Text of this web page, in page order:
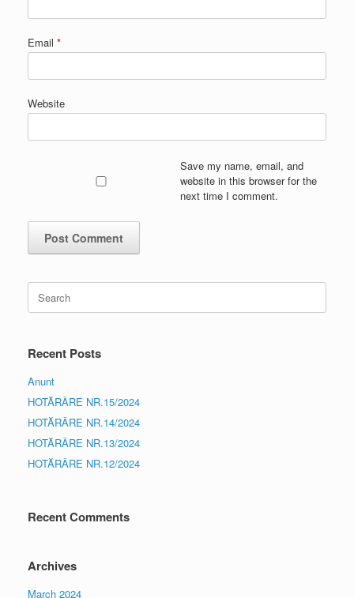
Email *
Website
Save my name, email, and
website in this browser for the
next time I comment.
for:
Recent Posts
Anunt
HOTĂRÂRE NR.15/2024
HOTĂRÂRE NR.14/2024
HOTĂRÂRE NR.13/2024
HOTĂRÂRE NR.12/2024
Recent Comments
Archives
March 2024